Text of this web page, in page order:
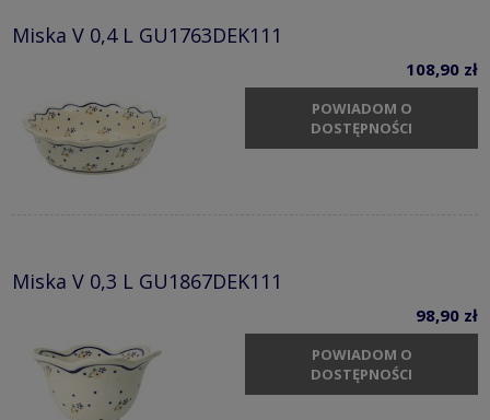
Miska V 0,4 L GU1763DEK111
108,90 zł
POWIADOM O
DOSTĘPNOŚCI
Miska V 0,3 L GU1867DEK111
98,90 zł
POWIADOM O
DOSTĘPNOŚCI